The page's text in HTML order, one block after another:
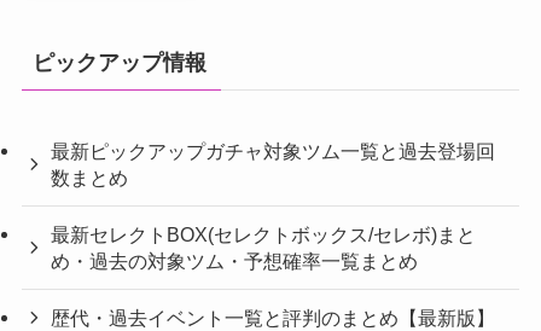
ピックアップ情報
最新ピックアップガチャ対象ツム一覧と過去登場回
数まとめ
最新セレクトBOX(セレクトボックス/セレボ)まと
め・過去の対象ツム・予想確率一覧まとめ
歴代・過去イベント一覧と評判のまとめ【最新版】